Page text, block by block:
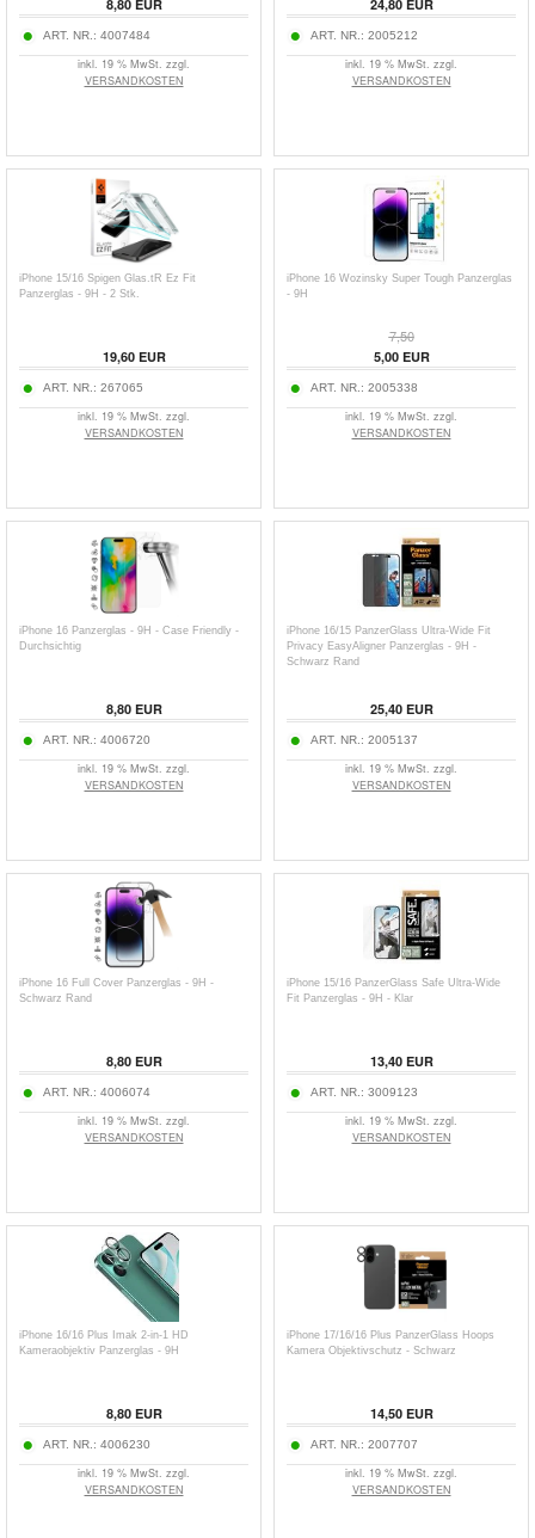
8,80EUR
ART. NR.: 4007484
inkl. 19 % MwSt. zzgl.
VERSANDKOSTEN
24,80EUR
ART. NR.: 2005212
inkl. 19 % MwSt. zzgl.
VERSANDKOSTEN
iPhone 15/16 Spigen Glas.tR Ez Fit
Panzerglas - 9H - 2 Stk.
19,60EUR
ART. NR.: 267065
inkl. 19 % MwSt. zzgl.
VERSANDKOSTEN
iPhone 16 Wozinsky Super Tough Panzerglas
- 9H
7,50
5,00EUR
ART. NR.: 2005338
inkl. 19 % MwSt. zzgl.
VERSANDKOSTEN
iPhone 16 Panzerglas - 9H - Case Friendly -
Durchsichtig
8,80EUR
ART. NR.: 4006720
inkl. 19 % MwSt. zzgl.
VERSANDKOSTEN
iPhone 16/15 PanzerGlass Ultra-Wide Fit
Privacy EasyAligner Panzerglas - 9H -
Schwarz Rand
25,40EUR
ART. NR.: 2005137
inkl. 19 % MwSt. zzgl.
VERSANDKOSTEN
iPhone 16 Full Cover Panzerglas - 9H -
Schwarz Rand
8,80EUR
ART. NR.: 4006074
inkl. 19 % MwSt. zzgl.
VERSANDKOSTEN
iPhone 15/16 PanzerGlass Safe Ultra-Wide
Fit Panzerglas - 9H - Klar
13,40EUR
ART. NR.: 3009123
inkl. 19 % MwSt. zzgl.
VERSANDKOSTEN
iPhone 16/16 Plus Imak 2-in-1 HD
Kameraobjektiv Panzerglas - 9H
8,80EUR
ART. NR.: 4006230
inkl. 19 % MwSt. zzgl.
VERSANDKOSTEN
iPhone 17/16/16 Plus PanzerGlass Hoops
Kamera Objektivschutz - Schwarz
14,50EUR
ART. NR.: 2007707
inkl. 19 % MwSt. zzgl.
VERSANDKOSTEN